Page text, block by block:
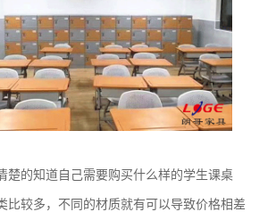
楚的知道自己需要购买什么样的学生课桌
比较多，不同的材质就有可以导致价格相差